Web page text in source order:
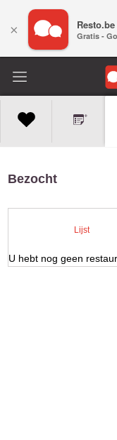
Bezocht
Lijst
U hebt nog geen
× Resto.be
Gratis -